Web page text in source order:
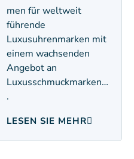
men für weltweit
führende
Luxusuhrenmarken mit
einem wachsenden
Angebot an
Luxusschmuckmarken…
.
LESEN SIE MEHR